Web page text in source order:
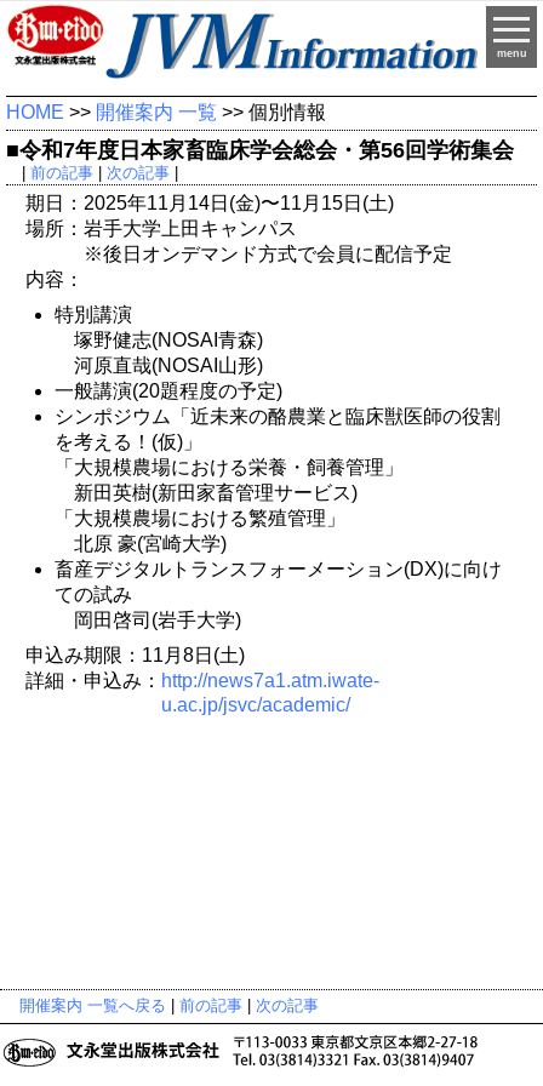
menu
HOME >> 開催案内 一覧 >> 個別情報
■令和7年度日本家畜臨床学会総会・第56回学術集会
| 前の記事| 次の記事|
期日：2025年11月14日(金)〜11月15日(土)
場所：岩手大学上田キャンパス
※後日オンデマンド方式で会員に配信予定
内容：
特別講演
塚野健志(NOSAI青森)
河原直哉(NOSAI山形)
一般講演(20題程度の予定)
シンポジウム「近未来の酪農業と臨床獣医師の役割
を考える！(仮)」
「大規模農場における栄養・飼養管理」
新田英樹(新田家畜管理サービス)
「大規模農場における繁殖管理」
北原 豪(宮崎大学)
畜産デジタルトランスフォーメーション(DX)に向け
ての試み
岡田啓司(岩手大学)
申込み期限：11月8日(土)
詳細・申込み： http://news7a1.atm.iwate-
u.ac.jp/jsvc/academic/
開催案内 一覧へ戻る 前の記事 次の記事